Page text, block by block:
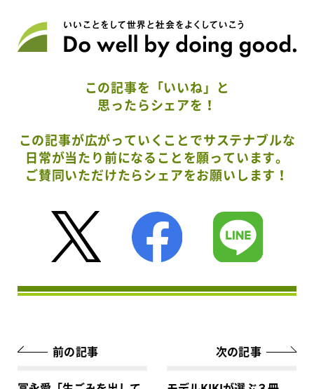
この記事を「いいね」と
思ったらシェアを！
この記事が広がっていくことでサステナブルな
日常が当たり前になることを願っています。
ご賛同いただけたらシェアをお願いします！
前の記事 次の記事